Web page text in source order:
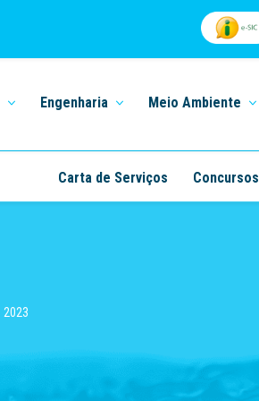
Engenharia Meio Ambiente
Carta de Serviços Concursos
2023